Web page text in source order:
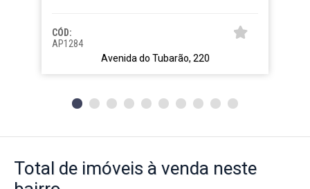
CÓD:
AP1284
Avenida do Tubarão, 220
Total de imóveis à venda neste